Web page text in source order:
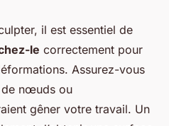
il est essentiel de
le correctement pour
Assurez-vous
de nœuds ou
gêner votre travail. Un